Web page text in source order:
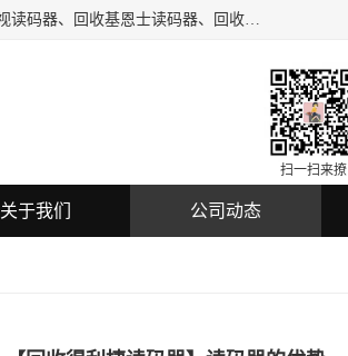
深圳市福田区诚芯源电子商行主要从事：回收COGNEX相机、回收得利捷读码器、回收康耐视读码器、回收基恩士读码器、回收工业自动化设备、机械设备及配件、机电设备及配件、通讯设备、可编程控制器、模块、触摸屏、工业相机、镜头、传感器、放大器、读码器、加密狗等回收业务。
扫一扫来撩
关于我们 公司动态